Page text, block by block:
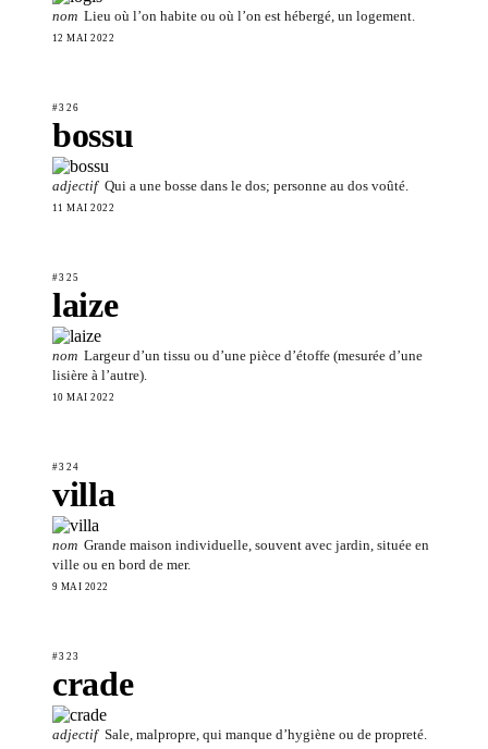
nom Lieu où l’on habite ou où l’on est hébergé, un logement.
12 MAI 2022
#326
bossu
adjectif Qui a une bosse dans le dos; personne au dos voûté.
11 MAI 2022
#325
laize
nom Largeur d’un tissu ou d’une pièce d’étoffe (mesurée d’une
lisière à l’autre).
10 MAI 2022
#324
villa
nom Grande maison individuelle, souvent avec jardin, située en
ville ou en bord de mer.
9 MAI 2022
#323
crade
adjectif Sale, malpropre, qui manque d’hygiène ou de propreté.